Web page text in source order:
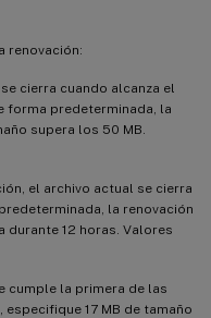
renovación:
cierra cuando alcanza el
forma predeterminada, la
supera los 50 MB.
el archivo actual se cierra
la renovación
durante 12 horas. Valores
cumple la primera de las
17 MB de tamaño